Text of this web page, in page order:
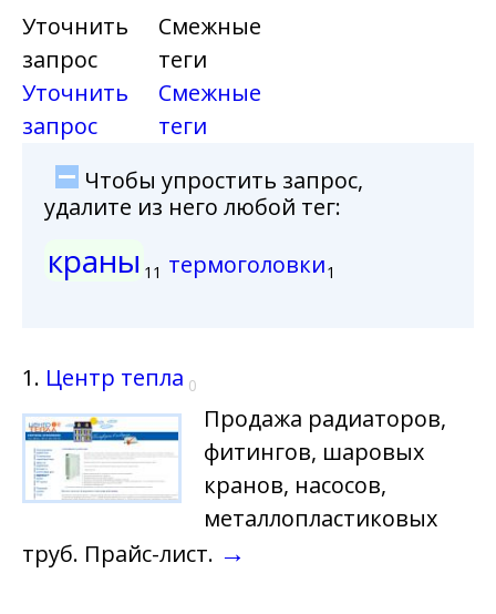
Уточнить
запрос
Уточнить
запрос
Смежные
теги
Смежные
теги
Чтобы упростить запрос,
удалите из него любой тег:
краны 11 термоголовки1
1. Центр тепла 0
Продажа радиаторов,
фитингов, шаровых
кранов, насосов,
металлопластиковых
труб. Прайс-лист. →